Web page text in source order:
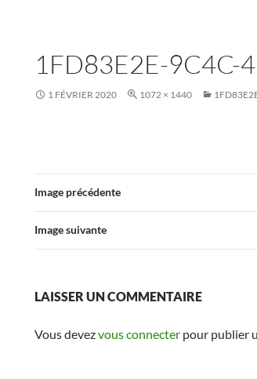
1FD83E2E-9C4C-
1 FÉVRIER 2020 1072 × 1440
Image précédente
Image suivante
LAISSER UN COMMENTAIRE
Vous devezvous connecter pour publier